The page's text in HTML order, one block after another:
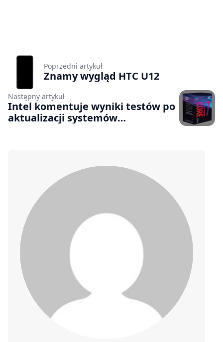
Poprzedni artykuł
Znamy wygląd HTC U12
Następny artykuł
Intel komentuje wyniki testów po
aktualizacji systemów